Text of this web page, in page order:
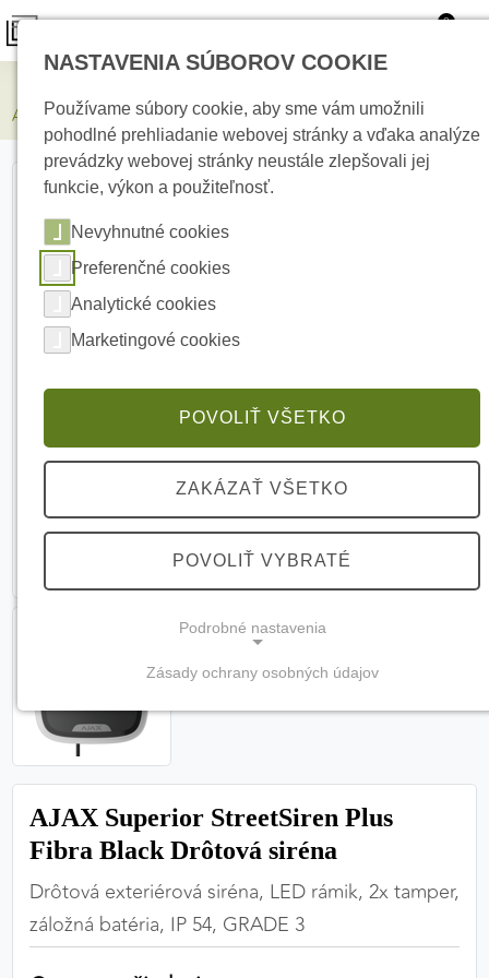
0
AJAX Superior StreetSiren Plus Fibra Black Drôtová siréna
AJAX Superior StreetSiren Plus
Fibra Black Drôtová siréna
Drôtová exteriérová siréna, LED rámik, 2x tamper,
záložná batéria, IP 54, GRADE 3
NASTAVENIA SÚBOROV COOKIE
Používame súbory cookie, aby sme vám umožnili
pohodlné prehliadanie webovej stránky a vďaka analýze
prevádzky webovej stránky neustále zlepšovali jej
funkcie, výkon a použiteľnosť.
Nevyhnutné cookies
Preferenčné cookies
Analytické cookies
Marketingové cookies
POVOLIŤ VŠETKO
ZAKÁZAŤ VŠETKO
POVOLIŤ VYBRATÉ
Podrobné nastavenia
(vždy aktívne, nemožno vypnúť)
Tieto cookies sú potrebné na správne fungovanie
zabezpečiť jej plnú funkčnosť.
Zásady ochrany osobných údajov